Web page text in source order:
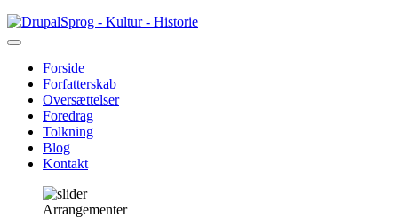
Gå
til
Sprog - Kultur - Historie
Primær
navigation
Forside
Forfatterskab
Oversættelser
Foredrag
Tolkning
Blog
Kontakt
Arrangementer